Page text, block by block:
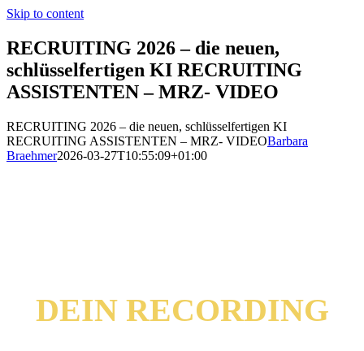
Skip to content
RECRUITING 2026 – die neuen,
schlüsselfertigen KI RECRUITING
ASSISTENTEN – MRZ- VIDEO
RECRUITING 2026 – die neuen, schlüsselfertigen KI
RECRUITING ASSISTENTEN – MRZ- VIDEOBarbara
Braehmer2026-03-27T10:55:09+01:00
DEIN RECORDING